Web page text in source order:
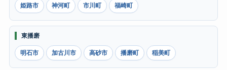
姫路市
神河町 市川町 福崎町
東播磨
明石市
加古川市 高砂市 播磨町 稲美町